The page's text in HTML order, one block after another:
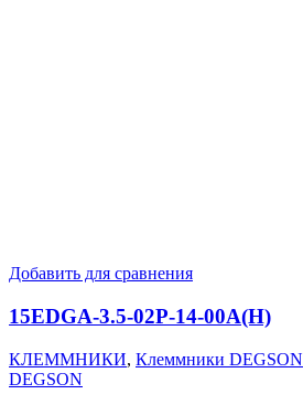
Добавить для сравнения
15EDGA-3.5-02P-14-00A(H)
КЛЕММНИКИ, Клеммники DEGSON
DEGSON